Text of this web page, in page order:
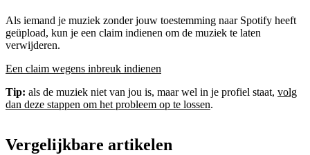
Als iemand je muziek zonder jouw toestemming naar Spotify heeft
geüpload, kun je een claim indienen om de muziek te laten
verwijderen.
Een claim wegens inbreuk indienen
Tip: als de muziek niet van jou is, maar wel in je profiel staat, volg
dan deze stappen om het probleem op te lossen.
Vergelijkbare artikelen